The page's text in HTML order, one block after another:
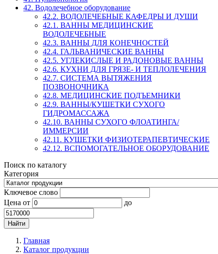
42. Водолечебное оборудование
42.2. ВОДОЛЕЧЕБНЫЕ КАФЕДРЫ И ДУШИ
42.1. ВАННЫ МЕДИЦИНСКИЕ
ВОДОЛЕЧЕБНЫЕ
42.3. ВАННЫ ДЛЯ КОНЕЧНОСТЕЙ
42.4. ГАЛЬВАНИЧЕСКИЕ ВАННЫ
42.5. УГЛЕКИСЛЫЕ И РАДОНОВЫЕ ВАННЫ
42.6. КУХНИ ДЛЯ ГРЯЗЕ- И ТЕПЛОЛЕЧЕНИЯ
42.7. СИСТЕМА ВЫТЯЖЕНИЯ
ПОЗВОНОЧНИКА
42.8. МЕДИЦИНСКИЕ ПОДЪЕМНИКИ
42.9. ВАННЫ/КУШЕТКИ СУХОГО
ГИДРОМАССАЖА
42.10. ВАННЫ СУХОГО ФЛОАТИНГА/
ИММЕРСИИ
42.11. КУШЕТКИ ФИЗИОТЕРАПЕВТИЧЕСКИЕ
42.12. ВСПОМОГАТЕЛЬНОЕ ОБОРУДОВАНИЕ
Поиск по каталогу
Категория
Ключевое слово
Цена от до
Главная
Каталог продукции